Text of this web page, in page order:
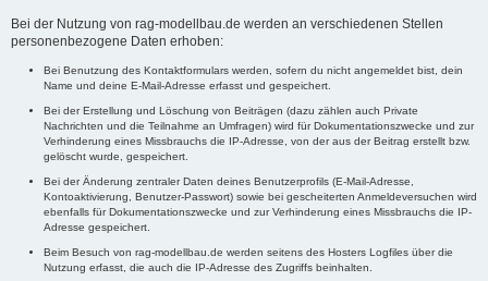
Bei der Nutzung von rag-modellbau.de werden an verschiedenen Stellen
personenbezogene Daten erhoben:
Bei Benutzung des Kontaktformulars werden, sofern du nicht angemeldet bist, dein
Name und deine E-Mail-Adresse erfasst und gespeichert.
Bei der Erstellung und Löschung von Beiträgen (dazu zählen auch Private
Nachrichten und die Teilnahme an Umfragen) wird für Dokumentationszwecke und zur
Verhinderung eines Missbrauchs die IP-Adresse, von der aus der Beitrag erstellt bzw.
gelöscht wurde, gespeichert.
Bei der Änderung zentraler Daten deines Benutzerprofils (E-Mail-Adresse,
Kontoaktivierung, Benutzer-Passwort) sowie bei gescheiterten Anmeldeversuchen wird
ebenfalls für Dokumentationszwecke und zur Verhinderung eines Missbrauchs die IP-
Adresse gespeichert.
Beim Besuch von rag-modellbau.de werden seitens des Hosters Logfiles über die
Nutzung erfasst, die auch die IP-Adresse des Zugriffs beinhalten.